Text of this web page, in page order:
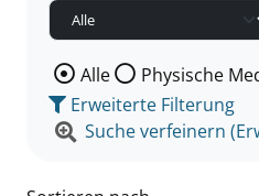
Wählen Sie die
Alle Physische
Erweiterte Filterung
Suche verfeinern